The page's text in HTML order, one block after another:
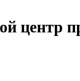
центр